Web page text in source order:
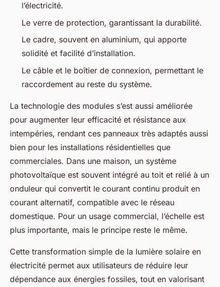
l’électricité.
Le verre de protection, garantissant la durabilité.
Le cadre, souvent en aluminium, qui apporte
solidité et facilité d’installation.
Le câble et le boîtier de connexion, permettant le
raccordement au reste du système.
La technologie des modules s’est aussi améliorée
pour augmenter leur efficacité et résistance aux
intempéries, rendant ces panneaux très adaptés aussi
bien pour les installations résidentielles que
commerciales. Dans une maison, un système
photovoltaïque est souvent intégré au toit et relié à un
onduleur qui convertit le courant continu produit en
courant alternatif, compatible avec le réseau
domestique. Pour un usage commercial, l’échelle est
plus importante, mais le principe reste le même.
Cette transformation simple de la lumière solaire en
électricité permet aux utilisateurs de réduire leur
dépendance aux énergies fossiles, tout en valorisant